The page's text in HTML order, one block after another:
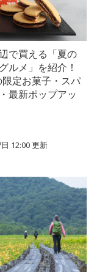
で買える「夏の
ルメ」を紹介！
定お菓子・スパ
最新ポップアッ
12:00更新